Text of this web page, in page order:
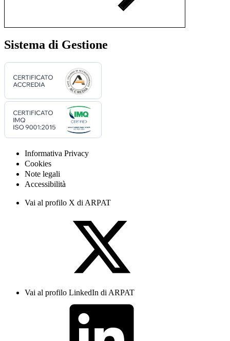
Sistema di Gestione
Informativa Privacy
Cookies
Note legali
Accessibilità
Vai al profilo X di ARPAT
Vai al profilo LinkedIn di ARPAT